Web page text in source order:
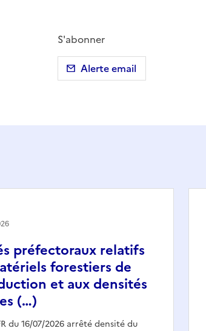
Twitter)
dans le presse-papier
S'abonner
Alerte email
préfectoraux relatifs
forestiers de
et aux densités
(…)
du 16/07/2026 arrêté densité du